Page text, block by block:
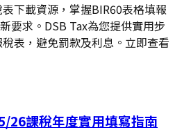
下載資源，掌握BIR60表格填報
要求。DSB Tax為您提供實用步
表，避免罰款及利息。立即查看
26課稅年度實用填寫指南